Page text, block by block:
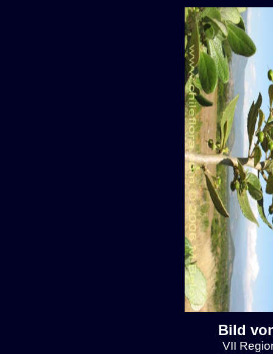
Bild
VII